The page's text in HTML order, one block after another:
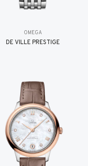
OMEGA
DE VILLE PRESTIGE